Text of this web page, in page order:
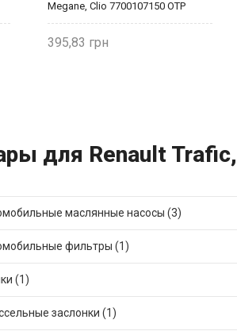
Megane, Clio 7700107150 OTP
395,83
для Renault
маслянные насосы (3)
фильтры (1)
(1)
заслонки (1)